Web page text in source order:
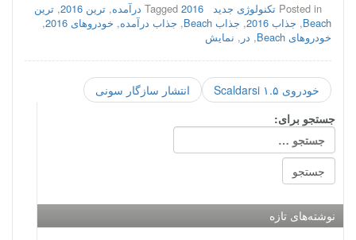
Posted in تکنولوژی جدید Tagged 2016 درآمده , ترین 2016 , ترین
Beach
, جذاب‌ 2016 , جذاب‌ Beach , جذاب‌ درآمده, خودروهای 2016
,
خودروهای Beach
, در , نمایش
انتشار سازگار سونی
خودروی ۱.۵ Scaldarsi
جستجو برای:
نوشته‌های تازه